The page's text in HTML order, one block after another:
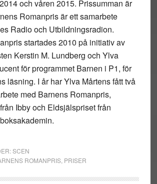
och våren 2015. Prissumman är
Romanpris är ett samarbete
Radio och Utbildningsradion.
startades 2010 på initiativ av
Kerstin M. Lundberg och Ylva
för programmet Barnen i P1, för
läsning. I år har Ylva Mårtens fått två
med Barnens Romanpris,
Ibby och Eldsjälspriset från
SCEN
ROMANPRIS, PRISER